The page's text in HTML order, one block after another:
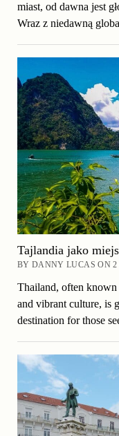
miast, od dawna jest
Wraz z niedawną
Tajlandia jako
BY DANNY LUCAS ON 2
Thailand, often known
and vibrant culture, is
destination for those